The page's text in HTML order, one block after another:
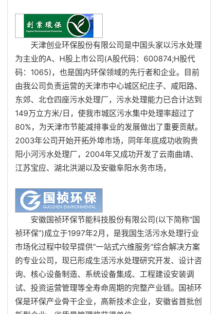
天津创业环保股份有限公司是中国头家以污水处理
为主业的A、H股上市公司(A股代码：600874;H股代
码：1065)，也是国内环保领域的先行者和企业。目前
由我公司负责运营的天津市中心城区纪庄子、咸阳路、
东郊、北仓四座污水处理厂，污水处理能力已合计达到
149万立方米/日，使我市城区污水集中处理率超过了
80%，为天津市节能减排事业的发展做出了重要贡献。
2003年公司开始开拓外埠市场，同年年底成功收购贵
阳小河污水处理厂，2004年又成功开发了云南曲靖、
江苏宝应、湖北洪湖以及安徽阜阳水务市场，
安徽国祯环保节能科技股份有限公司(以下简称“国
祯环保”)成立于1997年2月，是我国生活污水处理行业
市场化过程中较早提供“一站式六维服务”综合解决方案
的专业公司，现已形成生活污水处理研究开发、设计咨
询、核心设备制造、系统设备集成、工程建设安装调
试、投资运营管理等全寿命周期的完整产业链。国祯环
保是环保产业骨干企业，高新技术企业，安徽省首批创